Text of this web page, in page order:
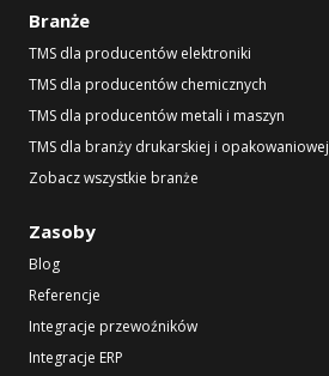
Branże
TMS dla producentów elektroniki
TMS dla producentów chemicznych
TMS dla producentów metali i maszyn
TMS dla branży drukarskiej i opakowaniowej
Zobacz wszystkie branże
Zasoby
Blog
Referencje
Integracje przewoźników
Integracje ERP